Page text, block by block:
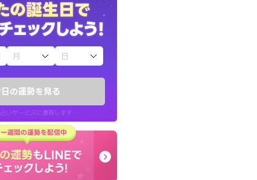
の運勢を見る
いサービスに遷移します
占）12星座占い
た違和感を
に落ちまし
30代 女性